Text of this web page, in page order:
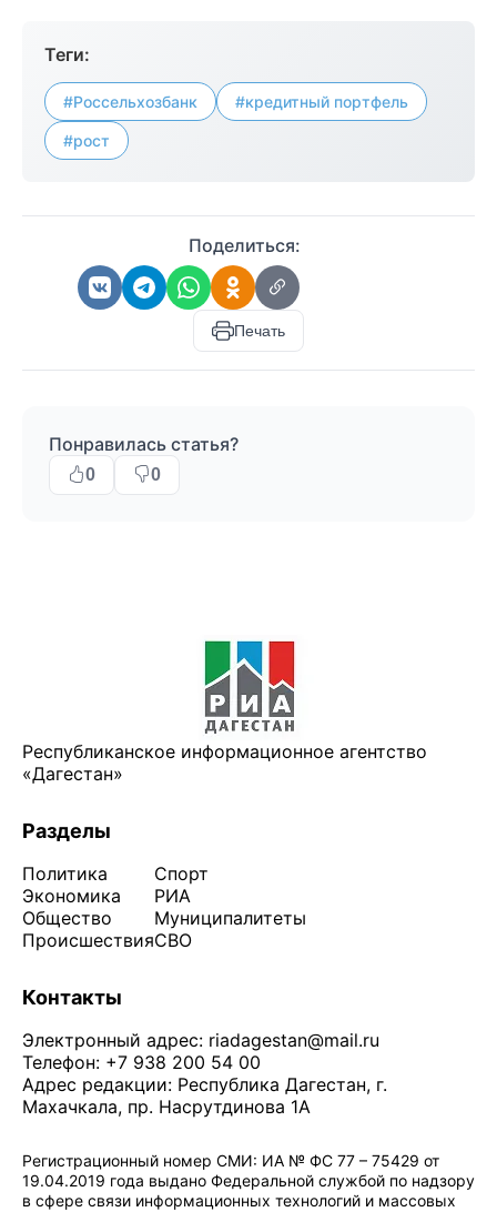
Теги:
#Россельхозбанк #кредитный портфель
#рост
Поделиться:
Печать
Понравилась статья?
0 0
Республиканское информационное агентство
«Дагестан»
Разделы
Политика
Экономика
Общество
Происшествия
Спорт
РИА
Муниципалитеты
СВО
Контакты
Электронный адрес: riadagestan@mail.ru
Телефон: +7 938 200 54 00
Адрес редакции: Республика Дагестан, г.
Махачкала, пр. Насрутдинова 1А
Регистрационный номер СМИ: ИА № ФС 77 – 75429 от
19.04.2019 года выдано Федеральной службой по надзору
в сфере связи информационных технологий и массовых